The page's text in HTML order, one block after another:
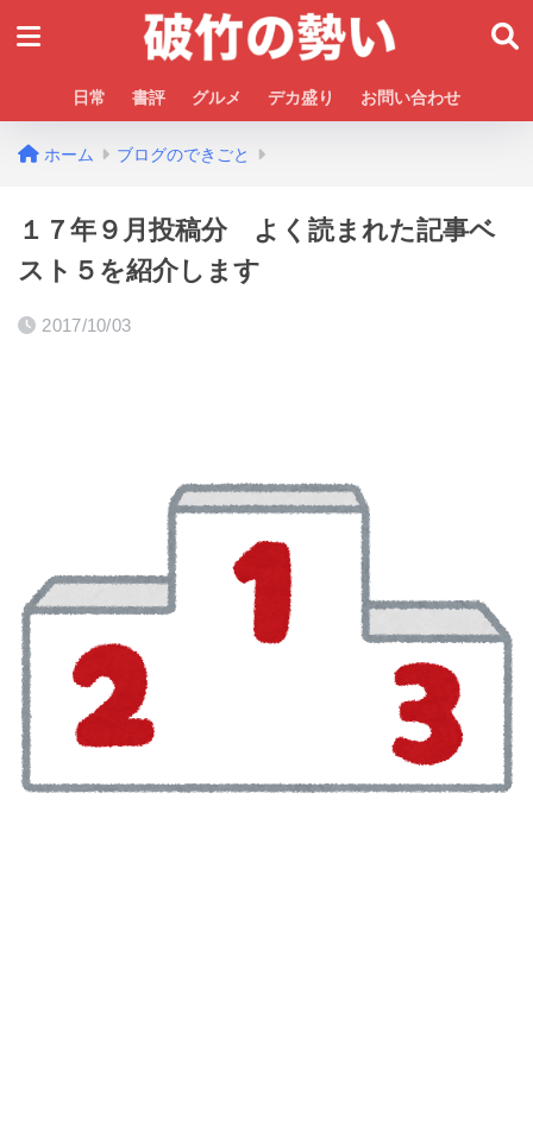
日常 書評 グルメ デカ盛り お問い合わせ
ホーム ブログのできごと
１７年９月投稿分 よく読まれた記事ベ
スト５を紹介します
2017/10/03